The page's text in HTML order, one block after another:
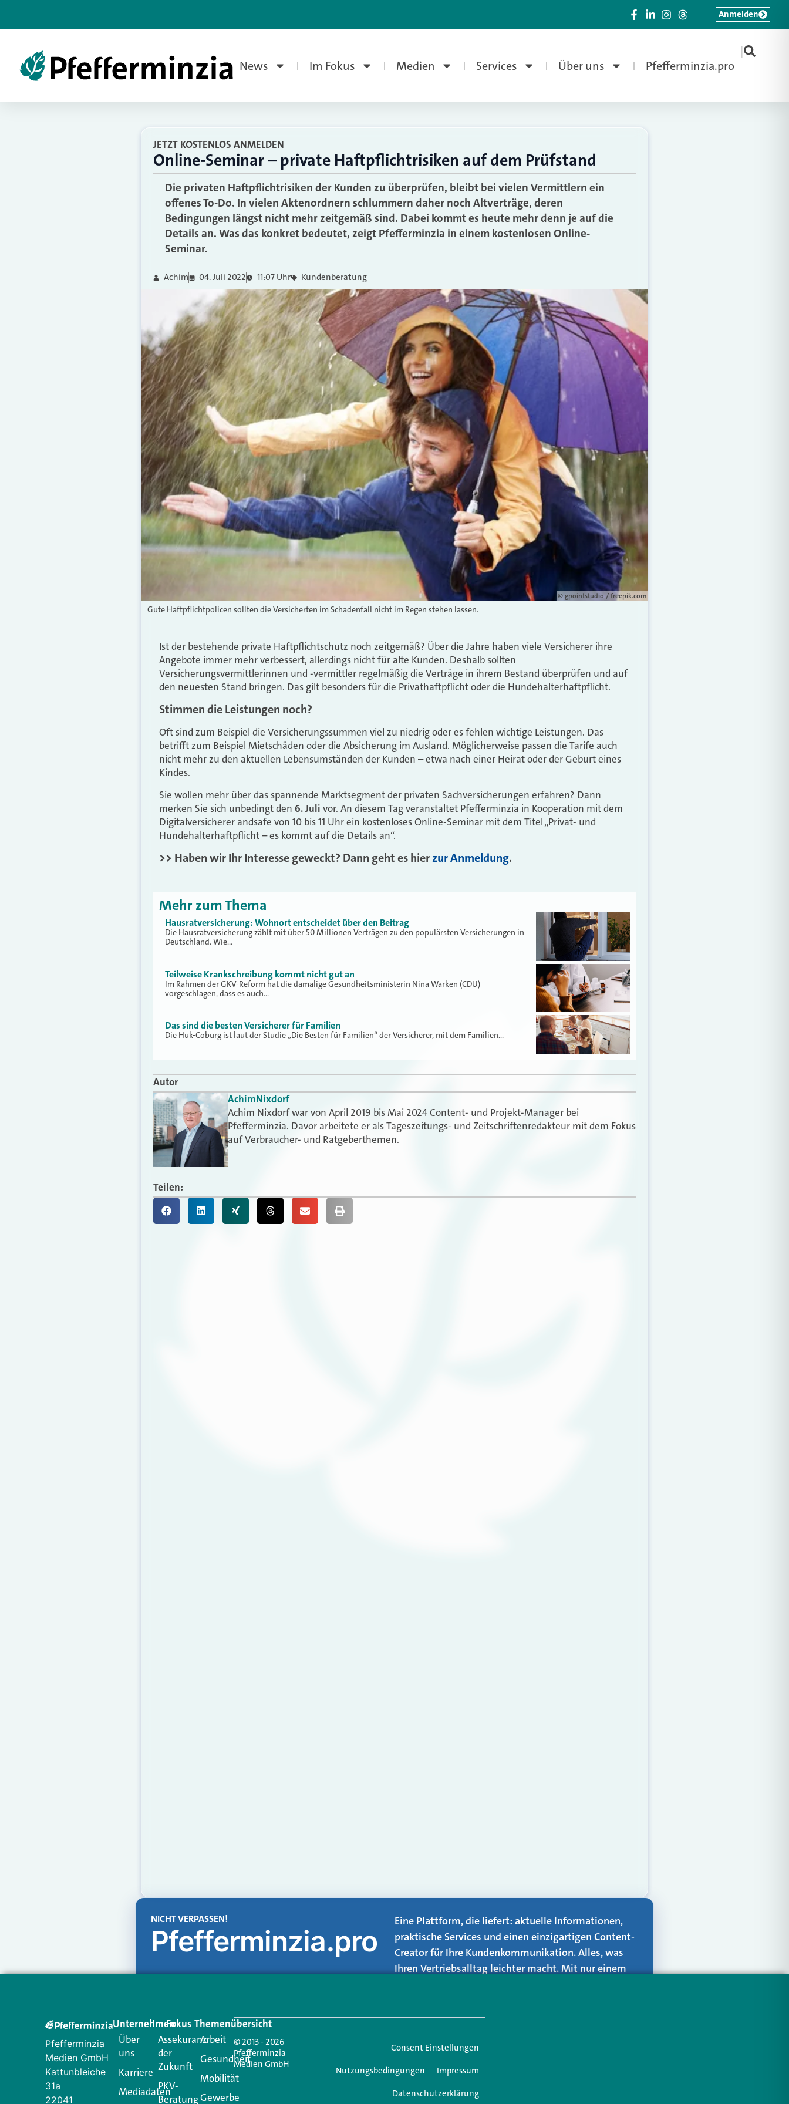
News Im Fokus Medien Services Über uns Pfefferminzia.pro
|
Anmelden
JETZT KOSTENLOS ANMELDEN
Online-Seminar – private Haftpflichtrisiken auf dem Prüfstand
Die privaten Haftpflichtrisiken der Kunden zu überprüfen, bleibt bei vielen Vermittlern ein
offenes To-Do. In vielen Aktenordnern schlummern daher noch Altverträge, deren
Bedingungen längst nicht mehr zeitgemäß sind. Dabei kommt es heute mehr denn je auf die
Details an. Was das konkret bedeutet, zeigt Pfefferminzia in einem kostenlosen Online-
Seminar.
Achim 04. Juli 2022 11:07 Uhr Kundenberatung
© gpointstudio / freepik.com
Gute Haftpflichtpolicen sollten die Versicherten im Schadenfall nicht im Regen stehen lassen.
Ist der bestehende private Haftpflichtschutz noch zeitgemäß? Über die Jahre haben viele Versicherer ihre
Angebote immer mehr verbessert, allerdings nicht für alte Kunden. Deshalb sollten
Versicherungsvermittlerinnen und -vermittler regelmäßig die Verträge in ihrem Bestand überprüfen und auf
den neuesten Stand bringen. Das gilt besonders für die Privathaftpflicht oder die Hundehalterhaftpflicht.
Stimmen die Leistungen noch?
Oft sind zum Beispiel die Versicherungssummen viel zu niedrig oder es fehlen wichtige Leistungen. Das
betrifft zum Beispiel Mietschäden oder die Absicherung im Ausland. Möglicherweise passen die Tarife auch
nicht mehr zu den aktuellen Lebensumständen der Kunden – etwa nach einer Heirat oder der Geburt eines
Kindes.
Sie wollen mehr über das spannende Marktsegment der privaten Sachversicherungen erfahren? Dann
merken Sie sich unbedingt den 6. Juli vor. An diesem Tag veranstaltet Pfefferminzia in Kooperation mit dem
Digitalversicherer andsafe von 10 bis 11 Uhr ein kostenloses Online-Seminar mit dem Titel „Privat- und
Hundehalterhaftpflicht – es kommt auf die Details an“.
>> Haben wir Ihr Interesse geweckt? Dann geht es hierzur Anmeldung.
Mehr zum Thema
Hausratversicherung: Wohnort entscheidet über den Beitrag
Die Hausratversicherung zählt mit über 50 Millionen Verträgen zu den populärsten Versicherungen in
Deutschland. Wie…
Teilweise Krankschreibung kommt nicht gut an
Im Rahmen der GKV-Reform hat die damalige Gesundheitsministerin Nina Warken (CDU)
vorgeschlagen, dass es auch…
Das sind die besten Versicherer für Familien
Die Huk-Coburg ist laut der Studie „Die Besten für Familien“ der Versicherer, mit dem Familien…
Autor
AchimNixdorf
Achim Nixdorf war von April 2019 bis Mai 2024 Content- und Projekt-Manager bei
Pfefferminzia. Davor arbeitete er als Tageszeitungs- und Zeitschriftenredakteur mit dem Fokus
auf Verbraucher- und Ratgeberthemen.
Teilen:
NICHT VERPASSEN!
Pfefferminzia.pro
Eine Plattform, die liefert: aktuelle Informationen,
praktische Services und einen einzigartigen Content-
Creator für Ihre Kundenkommunikation. Alles, was
Ihren Vertriebsalltag leichter macht. Mit nur einem
Pfefferminzia
Medien GmbH
Kattunbleiche
31a
22041
Unternehmen
Über
uns
Karriere
Mediadaten
Im Fokus
Assekuranz
der
Zukunft
PKV-
Beratung
Themenübersicht
Arbeit
Gesundheit
Mobilität
Gewerbe
© 2013 - 2026
Pfefferminzia
Medien GmbH
Consent Einstellungen
Nutzungsbedingungen
Impressum
Datenschutzerklärung